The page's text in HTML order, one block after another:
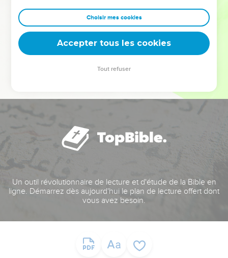
clés pour avancer avec plus de sagesse afin que leurs erreurs
deviennent vos tremplins. Que vous guidiez un ministère, une
équipe, un groupe ou une famille, leur expérience est faite
Un outil révolutionnaire de lecture et d'étude de la Bible en
ligne. Démarrez dès aujourd'hui le plan de lecture offert dont
vous avez besoin.
Choisir mes cookies
Accepter tous les cookies
Tout refuser